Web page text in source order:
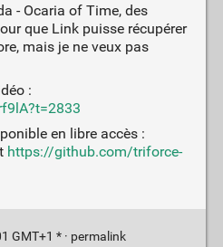
- Ocaria of Time, des
que Link puisse récupérer
mais je ne veux pas
:
en libre accès :
https://github.com/triforce-
GMT+1 * · permalink